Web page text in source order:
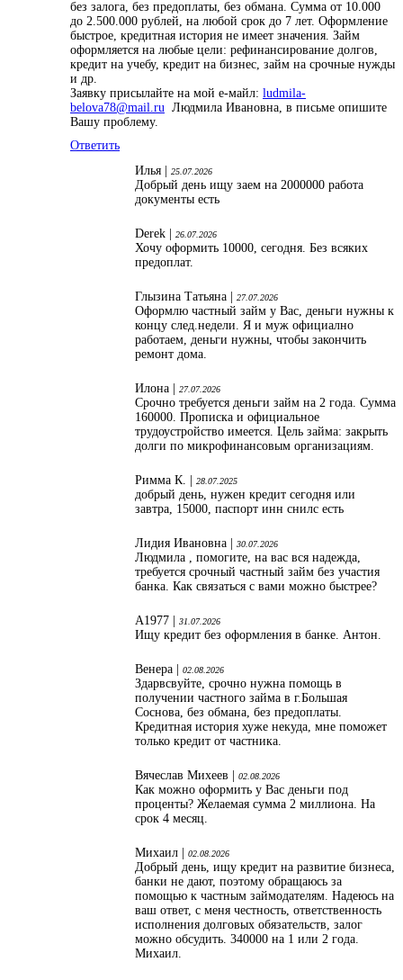
без залога, без предоплаты, без обмана. Сумма от 10.000
до 2.500.000 рублей, на любой срок до 7 лет. Оформление
быстрое, кредитная история не имеет значения. Займ
оформляется на любые цели: рефинансирование долгов,
кредит на учебу, кредит на бизнес, займ на срочные нужды
и др.
Заявку присылайте на мой е-майл: ludmila-
belova78@mail.ru Людмила Ивановна, в письме опишите
Вашу проблему.
Ответить
Илья |
25.07.2026
Добрый день ищу заем на 2000000 работа
документы есть
Derek | 26.07.2026
Хочу оформить 10000, сегодня. Без всяких
предоплат.
Глызина Татьяна | 27.07.2026
Оформлю частный займ у Вас, деньги нужны к
концу след.недели. Я и муж официално
работаем, деньги нужны, чтобы закончить
ремонт дома.
Илона | 27.07.2026
Срочно требуется деньги займ на 2 года. Сумма
160000. Прописка и официальное
трудоустройство имеется. Цель займа: закрыть
долги по микрофинансовым организациям.
Римма К. | 28.07.2025
добрый день, нужен кредит сегодня или
завтра, 15000, паспорт инн снилс есть
Лидия Ивановна | 30.07.2026
Людмила , помогите, на вас вся надежда,
требуется срочный частный займ без участия
банка. Как связаться с вами можно быстрее?
А1977 | 31.07.2026
Ищу кредит без оформления в банке. Антон.
Венера | 02.08.2026
Здарвсвуйте, срочно нужна помощь в
получении частного займа в г.Большая
Соснова, без обмана, без предоплаты.
Кредитная история хуже некуда, мне поможет
только кредит от частника.
Вячеслав Михеев | 02.08.2026
Как можно оформить у Вас деньги под
проценты? Желаемая сумма 2 миллиона. На
срок 4 месяц.
Михаил | 02.08.2026
Добрый день, ищу кредит на развитие бизнеса,
банки не дают, поэтому обращаюсь за
помощью к частным займодателям. Надеюсь на
ваш ответ, с меня честность, ответственность
исполнения долговых обязательств, залог
можно обсудить. 340000 на 1 или 2 года.
Михаил.